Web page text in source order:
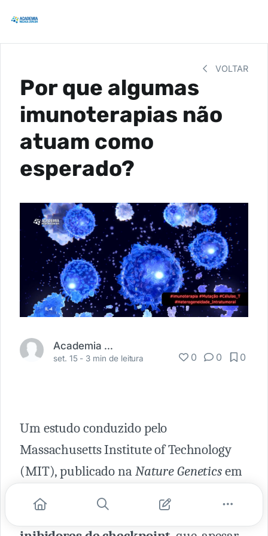
VOLTAR
Por que algumas
imunoterapias não
atuam como
esperado?
Academia Médica
set. 15 - 3 min de leitura 0 0 0
Um estudo conduzido pelo
Massachusetts Institute of Technology
(MIT), publicado naNature Geneticsem
descobertas sobre a
imunoterapia com